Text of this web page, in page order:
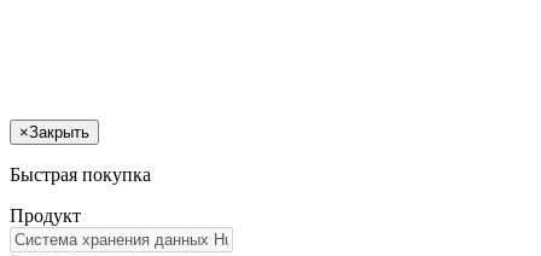
×Закрыть
Быстрая покупка
Продукт